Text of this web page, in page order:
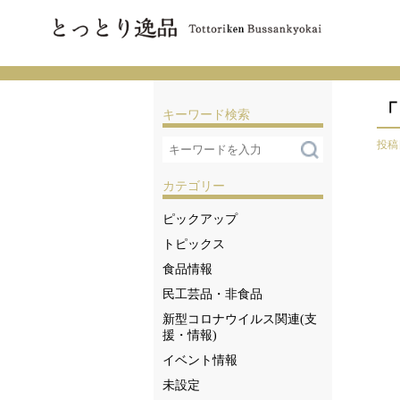
キーワード検索
カテゴリー
ピックアップ
トピックス
食品情報
民工芸品・非食品
新型コロナウイルス関連(支
援・情報)
イベント情報
未設定
投稿